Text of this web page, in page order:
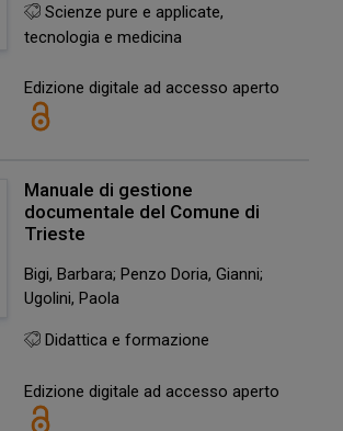
Scienze pure e applicate,
tecnologia e medicina
Edizione digitale ad accesso aperto
Manuale di gestione
documentale del Comune di
Trieste
Bigi, Barbara; Penzo Doria, Gianni;
Ugolini, Paola
Didattica e formazione
Edizione digitale ad accesso aperto